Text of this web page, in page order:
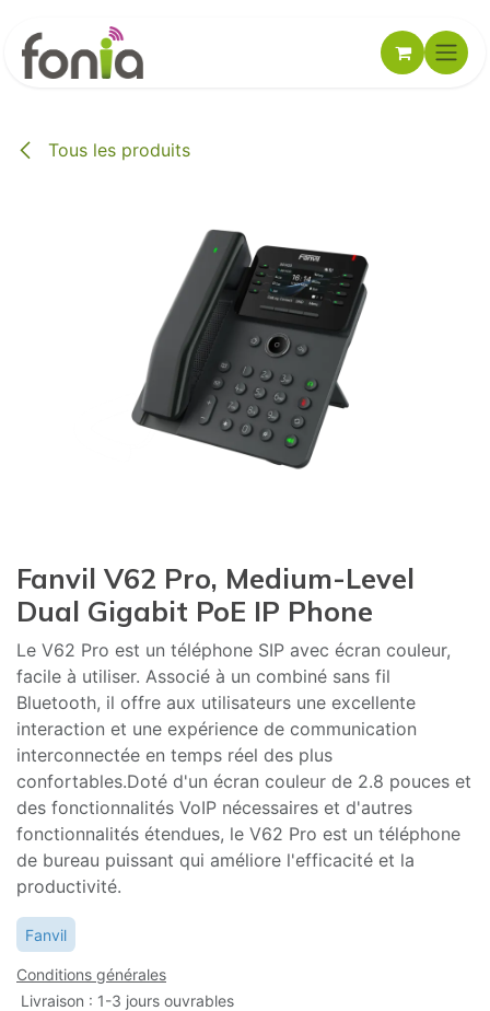
Tous les produits
Fanvil V62 Pro, Medium-Level
Dual Gigabit PoE IP Phone
Le V62 Pro est un téléphone SIP avec écran couleur,
facile à utiliser. Associé à un combiné sans fil
Bluetooth, il offre aux utilisateurs une excellente
interaction et une expérience de communication
interconnectée en temps réel des plus
confortables.Doté d'un écran couleur de 2.8 pouces et
des fonctionnalités VoIP nécessaires et d'autres
fonctionnalités étendues, le V62 Pro est un téléphone
de bureau puissant qui améliore l'efficacité et la
productivité.
Fanvil
Conditions générales
Livraison : 1-3 jours ouvrables